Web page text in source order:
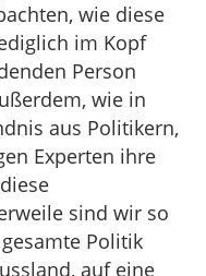
wie diese
im Kopf
Person
wie in
aus Politikern,
Experten ihre
sind wir so
Politik
auf eine